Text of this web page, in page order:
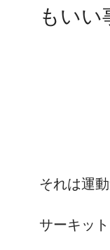
もいい
それは運
サーキッ